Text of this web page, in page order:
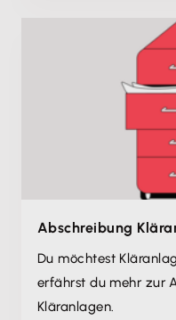
Abschreibung
Du möchtest
erfährst du mehr zur
Kläranlagen.